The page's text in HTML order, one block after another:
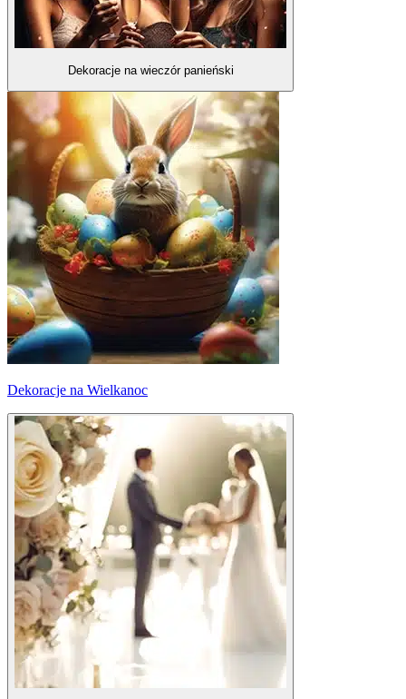
Dekoracje na wieczór panieński
Dekoracje na Wielkanoc